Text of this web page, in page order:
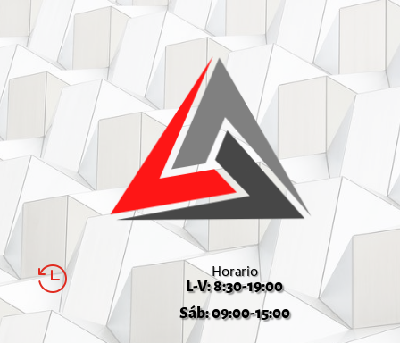
 Horario
L-V: 8:30-19:00
Sáb: 09:00-15:00